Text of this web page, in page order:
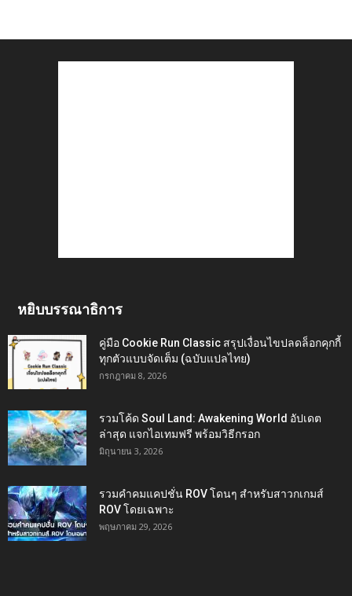
หยิบบรรณาธิการ
คู่มือ Cookie Run Classic สรุปเงื่อนไขปลดล็อกคุกกี้
ทุกตัวแบบจัดเต็ม (ฉบับแปลไทย)
กรกฎาคม 8, 2026
รวมโค้ด Soul Land: Awakening World อัปเดต
ล่าสุด แจกไอเทมฟรี พร้อมวิธีกรอก
มิถุนายน 3, 2026
รวมคำคมแคปชั่น ROV โดนๆ สำหรับสาวกเกมส์
ROV โดยเฉพาะ
พฤษภาคม 29, 2026